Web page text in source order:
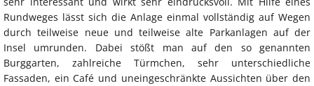
Rundweges lässt sich die Anlage einmal vollständig auf Wegen
durch teilweise neue und teilweise alte Parkanlagen auf der
Insel umrunden. Dabei stößt man auf den so genannten
Burggarten, zahlreiche Türmchen, sehr unterschiedliche
Fassaden, ein Café und uneingeschränkte Aussichten über den